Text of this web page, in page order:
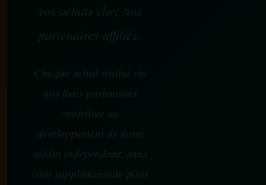
vos achats chez nos
partenaires affiliés.
Chaque achat réalisé via
nos liens partenaires
contribue au
développement de notre
média indépendant, sans
coût supplémentaire pour